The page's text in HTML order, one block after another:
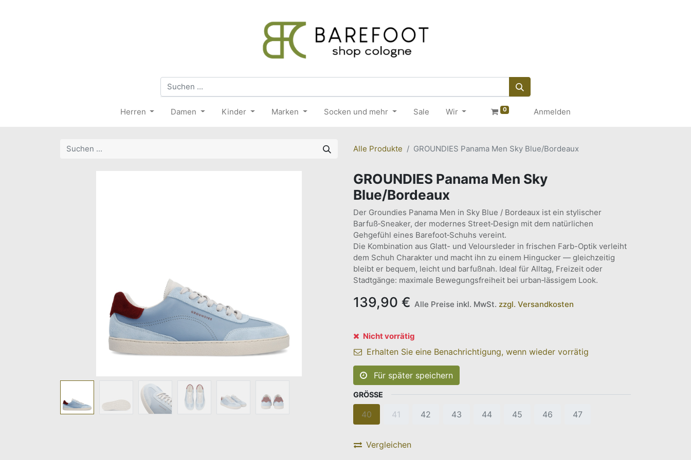
Herren Damen Kinder Marken Socken und mehr Sale Wir 0 Anmelden
Alle Produkte GROUNDIES Panama Men Sky Blue/Bordeaux
GROUNDIES Panama Men Sky
Blue/Bordeaux
Der Groundies Panama Men in Sky Blue / Bordeaux ist ein stylischer
Barfuß‑Sneaker, der modernes Street‑Design mit dem natürlichen
Gehgefühl eines Barefoot‑Schuhs vereint.
Die Kombination aus Glatt- und Veloursleder in frischen Farb-Optik verleiht
dem Schuh Charakter und macht ihn zu einem Hingucker — gleichzeitig
bleibt er bequem, leicht und barfußnah. Ideal für Alltag, Freizeit oder
Stadtgänge: maximale Bewegungsfreiheit bei urban‑lässigem Look.
139,90 € Alle Preise inkl. MwSt. zzgl. Versandkosten
Nicht vorrätig
Erhalten Sie eine Benachrichtigung, wenn wieder vorrätig
Für später speichern
GRÖSSE
40 41 42 43 44 45 46 47
Vergleichen